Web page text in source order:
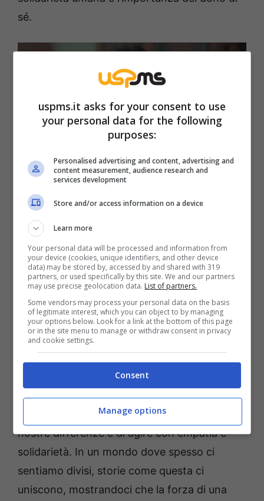
sé.
La forza di una donna, anticipazioni 15 agosto: cosa accade
a Bahar? (Infinity) Uspms.it
La rivelazione ha avuto l’effetto di un colpo di
scena, portando alla luce dinamiche e
relazioni precedentemente nascoste tra i
personaggi.La decisione del donatore di
farsi avanti, nonostante i conflitti e le
difficoltà, ha dimostrato che al di là dei litigi
e delle divergenze, l’amore e la cura per
l’altro possono trionfare.
La storia di Bahar e la sua lotta per la vita ci
ricordano l’importanza di guardare oltre le
nostre differenze e di agire con empatia e
solidarietà. In un mondo dove spesso ci
sentiamo divisi, storie come questa ci
uniscono, mostrandoci che la forza di una
uspms.it asks for your consent to use
your personal data for the following
purposes:
Personalised advertising and content, advertising and
content measurement, audience research and
services development
Store and/or access information on a device
Learn more
Your personal data will be processed and information from
your device (cookies, unique identifiers, and other device
data) may be stored by, accessed by and shared with 319
partners, or used specifically by this site. We and our partners
may use precise geolocation data. List of partners.
Some vendors may process your personal data on the basis
of legitimate interest, which you can object to by managing
your options below. Look for a link at the bottom of this page
or in the site menu to manage or withdraw consent in privacy
and cookie settings.
Consent
Manage options